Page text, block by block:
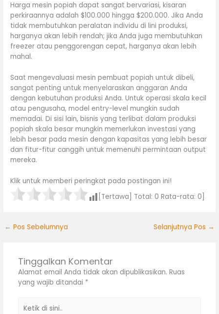
Harga mesin popiah dapat sangat bervariasi, kisaran
perkiraannya adalah $100.000 hingga $200.000. Jika Anda
tidak membutuhkan peralatan individu di lini produksi,
harganya akan lebih rendah; jika Anda juga membutuhkan
freezer atau penggorengan cepat, harganya akan lebih
mahal.
Saat mengevaluasi mesin pembuat popiah untuk dibeli,
sangat penting untuk menyelaraskan anggaran Anda
dengan kebutuhan produksi Anda. Untuk operasi skala kecil
atau pengusaha, model entry-level mungkin sudah
memadai. Di sisi lain, bisnis yang terlibat dalam produksi
popiah skala besar mungkin memerlukan investasi yang
lebih besar pada mesin dengan kapasitas yang lebih besar
dan fitur-fitur canggih untuk memenuhi permintaan output
mereka.
Klik untuk memberi peringkat pada postingan ini!
[Tertawa] Total:0 Rata-rata:0
← Pos Sebelumnya Selanjutnya Pos →
Tinggalkan Komentar
Alamat email Anda tidak akan dipublikasikan. Ruas
yang wajib ditandai *